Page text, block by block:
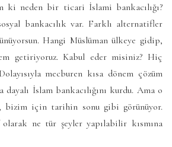
ki neden bir ticari İslami bankacılığı?
bankacılık var. Farklı alternatifler
Hangi Müslüman ülkeye gidip,
getiriyoruz. Kabul eder misiniz? Hiç
mecburen kısa dönem çözüm
dayalı İslam bankacılığını kurdu. Ama o
bizim için tarihin sonu gibi görünüyor.
olarak ne tür şeyler yapılabilir kısmına